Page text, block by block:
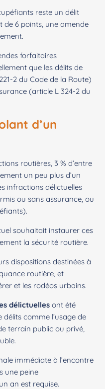
reste un délit
6 points, une amende
forfaitaires
que les délits de
2 du Code de la Route)
(article L 324-2 du
d’un
routières, 3 % d’entre
un peu plus d’un
infractions délictuelles
ou sans assurance, ou
souhaitait instaurer ces
la sécurité routière.
dispositions destinées à
routière, et
et les rodéos urbains.
délictuelles ont été
délits comme l’usage de
terrain public ou privé,
immédiate à l’encontre
une peine
an est requise.